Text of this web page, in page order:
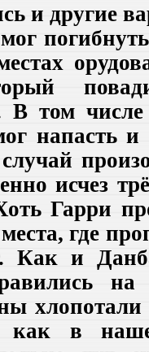
и другие
мог
В том
напасть и
исчез
Гарри п
где
Как и
в